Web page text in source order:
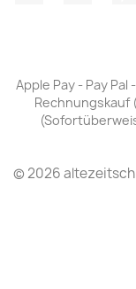
Apple Pay - Pay
Rechnungskauf
© 2026